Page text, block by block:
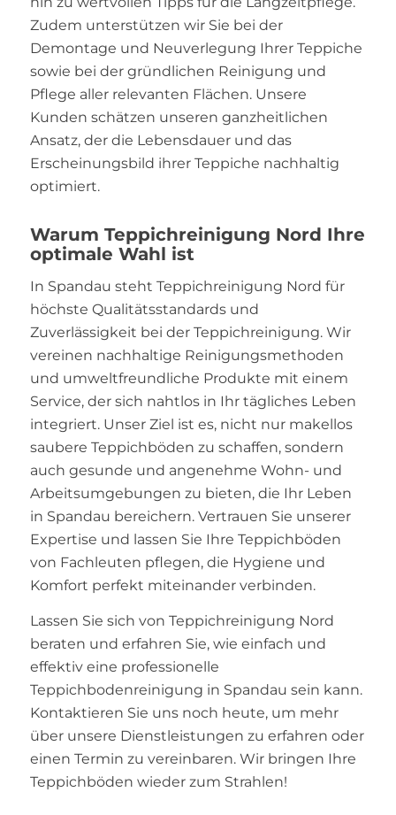
Zudem unterstützen wir Sie bei der
Demontage und Neuverlegung Ihrer Teppiche
sowie bei der gründlichen Reinigung und
Pflege aller relevanten Flächen. Unsere
Kunden schätzen unseren ganzheitlichen
Ansatz, der die Lebensdauer und das
Erscheinungsbild ihrer Teppiche nachhaltig
optimiert.
Warum Teppichreinigung Nord Ihre
optimale Wahl ist
In Spandau steht Teppichreinigung Nord für
höchste Qualitätsstandards und
Zuverlässigkeit bei der Teppichreinigung. Wir
vereinen nachhaltige Reinigungsmethoden
und umweltfreundliche Produkte mit einem
Service, der sich nahtlos in Ihr tägliches Leben
integriert. Unser Ziel ist es, nicht nur makellos
saubere Teppichböden zu schaffen, sondern
auch gesunde und angenehme Wohn- und
Arbeitsumgebungen zu bieten, die Ihr Leben
in Spandau bereichern. Vertrauen Sie unserer
Expertise und lassen Sie Ihre Teppichböden
von Fachleuten pflegen, die Hygiene und
Komfort perfekt miteinander verbinden.
Lassen Sie sich von Teppichreinigung Nord
beraten und erfahren Sie, wie einfach und
effektiv eine professionelle
Teppichbodenreinigung in Spandau sein kann.
Kontaktieren Sie uns noch heute, um mehr
über unsere Dienstleistungen zu erfahren oder
einen Termin zu vereinbaren. Wir bringen Ihre
Teppichböden wieder zum Strahlen!